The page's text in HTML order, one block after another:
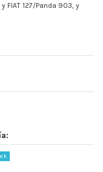
FIAT 127/Panda 903, y